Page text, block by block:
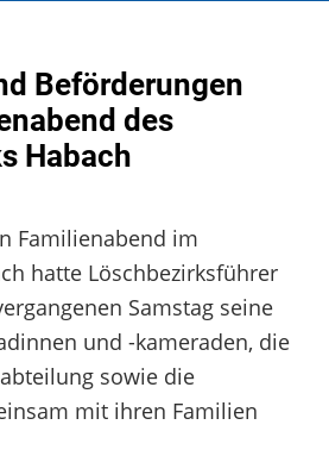
Beförderungen
des
Habach
Familienabend im
hatte Löschbezirksführer
Samstag seine
und -kameraden, die
sowie die
mit ihren Familien